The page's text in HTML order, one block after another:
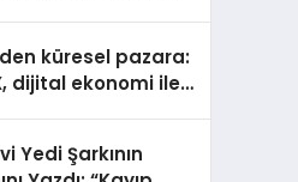
küresel pazara:
dijital ekonomi ile
Yedi Şarkının